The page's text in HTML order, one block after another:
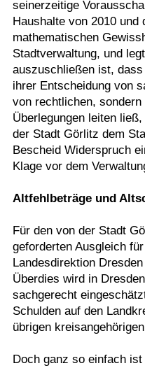
seinerzeitige
Haushalte von 2010 und
mathematischen
Stadtverwaltung, und
auszuschließen ist,
ihrer Entscheidung von
von rechtlichen,
Überlegungen leiten
der Stadt Görlitz dem
Bescheid Widerspruch
Klage vor dem
Altfehlbeträge und
Für den von der Stadt
geforderten Ausgleich
Landesdirektion
Überdies wird in
sachgerecht
Schulden auf den
übrigen
Doch ganz so einfach